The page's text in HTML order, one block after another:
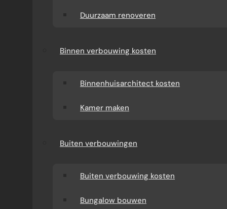
Duurzaam renoveren
Binnen verbouwing kosten
Binnenhuisarchitect kosten
Kamer maken
Buiten verbouwingen
Buiten verbouwing kosten
Bungalow bouwen